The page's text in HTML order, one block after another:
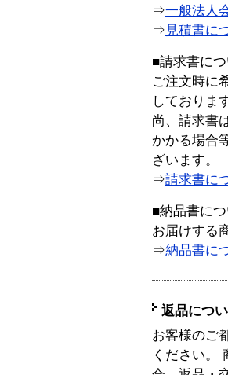
⇒一般法人
⇒ 見積書に
■請求書に
ご注文時に
しておりま
尚、請求書
かかる場合
ざいます。
⇒請求書に
■納品書に
お届けする
⇒納品書に
返品につ
お客様のご
ください。